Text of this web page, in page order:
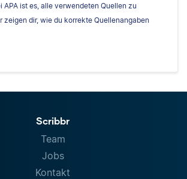
APA ist es, alle verwendeten Quellen zu
zeigen dir, wie du korrekte Quellenangaben
Scribbr
Team
Jobs
Kontakt